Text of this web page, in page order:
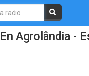
Agrolândia -